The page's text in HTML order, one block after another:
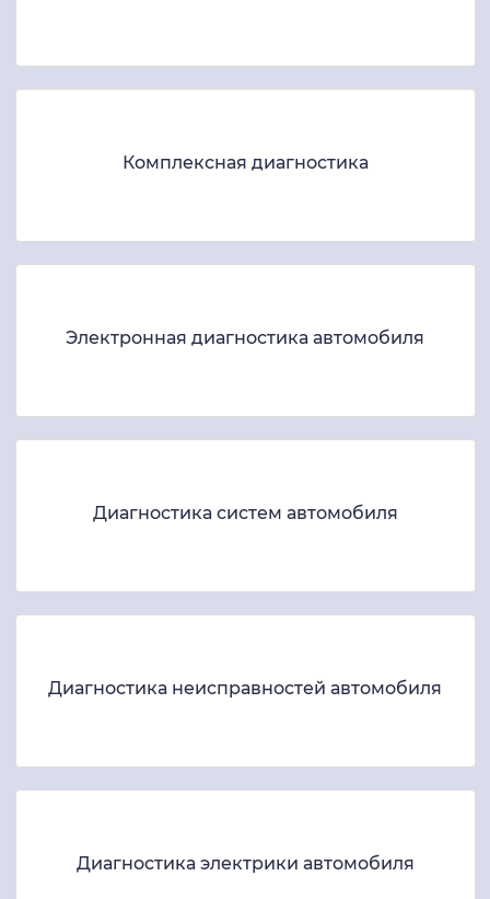
Комплексная диагностика
Электронная диагностика автомобиля
Диагностика систем автомобиля
Диагностика неисправностей автомобиля
Диагностика электрики автомобиля